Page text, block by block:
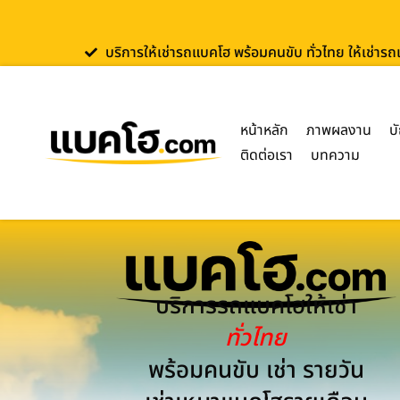
บริการให้เช่ารถแบคโฮ พร้อมคนขับ ทั่วไทย ให้เช่า
หน้าหลัก ภาพผลงาน
ติดต่อเรา
บทความ
บริการรถแบคโฮให้เช่า
ทั่วไทย
พร้อมคนขับ เช่า รายวัน